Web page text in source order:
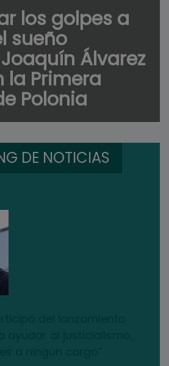
los golpes a
sueño
Álvarez
la Primera
Polonia
DE NOTICIAS